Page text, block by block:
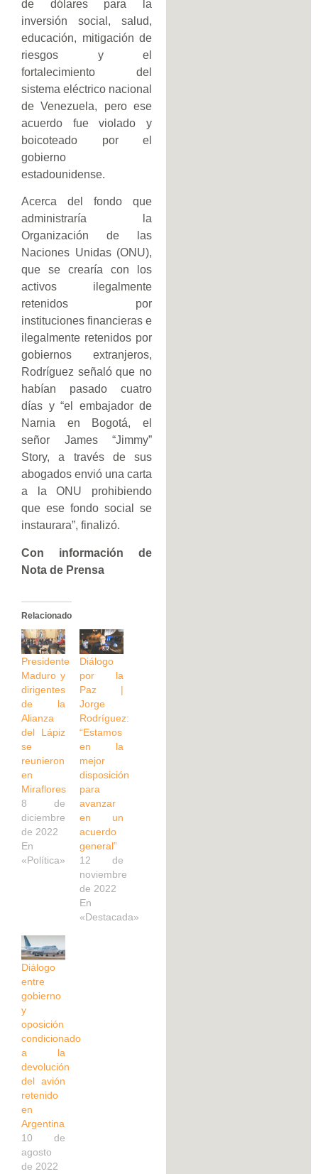
de dólares para la
inversión social, salud,
educación, mitigación de
riesgos y el
fortalecimiento del
sistema eléctrico nacional
de Venezuela, pero ese
acuerdo fue violado y
boicoteado por el
gobierno
estadounidense.
Acerca del fondo que
administraría la
Organización de las
Naciones Unidas (ONU),
que se crearía con los
activos ilegalmente
retenidos por
instituciones financieras e
ilegalmente retenidos por
gobiernos extranjeros,
Rodríguez señaló que no
habían pasado cuatro
días y “el embajador de
Narnia en Bogotá, el
señor James “Jimmy”
Story, a través de sus
abogados envió una carta
a la ONU prohibiendo
que ese fondo social se
instaurara”, finalizó.
Con información de
Nota de Prensa
Relacionado
Presidente
Maduro y
dirigentes
de la
Alianza
del Lápiz
se
reunieron
en
Miraflores
8 de
diciembre
de 2022
En
«Política»
Diálogo
por la
Paz |
Jorge
Rodríguez:
“Estamos
en la
mejor
disposición
para
avanzar
en un
acuerdo
general”
12 de
noviembre
de 2022
En
«Destacada»
Diálogo
entre
gobierno
y
oposición
condicionado
a la
devolución
del avión
retenido
en
Argentina
10 de
agosto
de 2022